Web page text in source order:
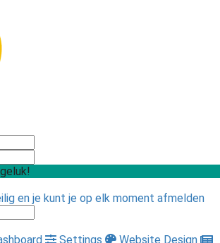
en je kunt je op elk moment afmelden
Settings Website Design